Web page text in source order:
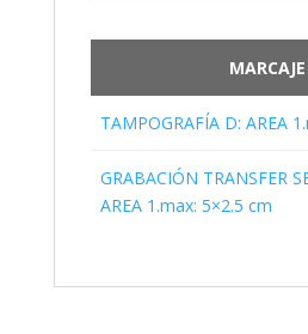
MARCAJE
TAMPOGRAFÍA D: AREA
GRABACIÓN TRANSFER
AREA 1.max: 5×2.5 cm